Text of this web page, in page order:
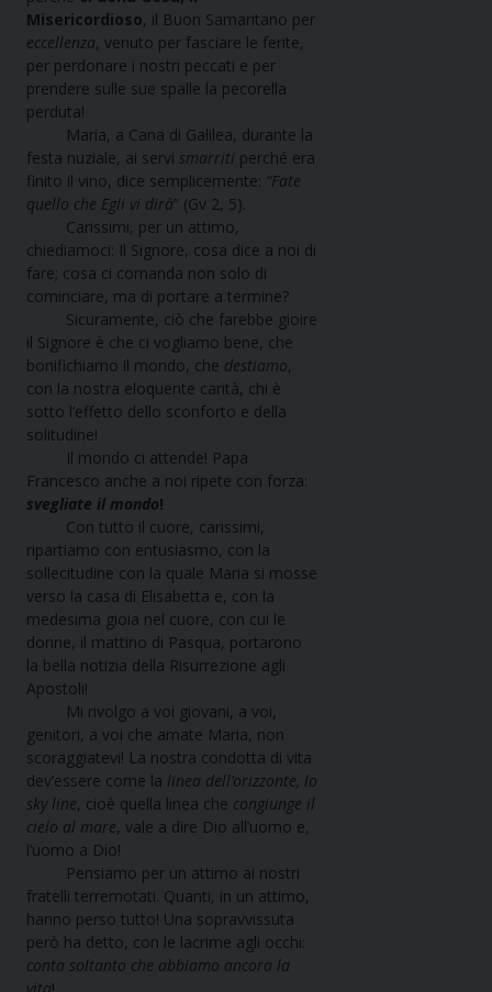
Misericordioso, il Buon Samaritano per
eccellenza, venuto per fasciare le ferite,
per perdonare i nostri peccati e per
prendere sulle sue spalle la pecorella
perduta!
Maria, a Cana di Galilea, durante la
festa nuziale, ai servi smarriti perché era
finito il vino, dice semplicemente: “Fate
quello che Egli vi dirà” (Gv 2, 5).
Carissimi, per un attimo,
chiediamoci: Il Signore, cosa dice a noi di
fare; cosa ci comanda non solo di
cominciare, ma di portare a termine?
Sicuramente, ciò che farebbe gioire
il Signore è che ci vogliamo bene, che
bonifichiamo il mondo, che destiamo,
con la nostra eloquente carità, chi è
sotto l’effetto dello sconforto e della
solitudine!
Il mondo ci attende! Papa
Francesco anche a noi ripete con forza:
svegliate il mondo!
Con tutto il cuore, carissimi,
ripartiamo con entusiasmo, con la
sollecitudine con la quale Maria si mosse
verso la casa di Elisabetta e, con la
medesima gioia nel cuore, con cui le
donne, il mattino di Pasqua, portarono
la bella notizia della Risurrezione agli
Apostoli!
Mi rivolgo a voi giovani, a voi,
genitori, a voi che amate Maria, non
scoraggiatevi! La nostra condotta di vita
dev’essere come la linea dell’orizzonte, lo
sky line, cioè quella linea che congiunge il
cielo al mare, vale a dire Dio all’uomo e,
l’uomo a Dio!
Pensiamo per un attimo ai nostri
fratelli terremotati. Quanti, in un attimo,
hanno perso tutto! Una sopravvissuta
però ha detto, con le lacrime agli occhi:
conta soltanto che abbiamo ancora la